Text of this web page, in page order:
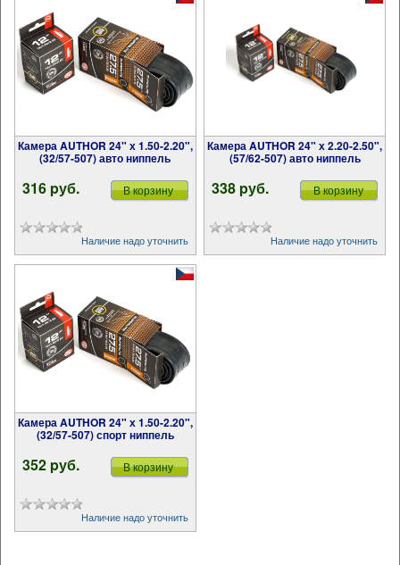
Камера AUTHOR 24" х 1.50-2.20",
(32/57-507) авто ниппель
316 pуб. В корзину
Наличие надо уточнить
Камера AUTHOR 24" х 2.20-2.50",
(57/62-507) авто ниппель
338 pуб. В корзину
Наличие надо уточнить
Камера AUTHOR 24" х 1.50-2.20",
(32/57-507) спорт ниппель
352 pуб. В корзину
Наличие надо уточнить